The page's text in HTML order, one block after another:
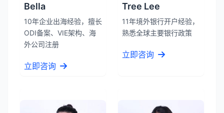
Bella
10年企业出海经验，擅长
ODI备案、VIE架构、海
外公司注册
立即咨询
Tree Lee
11年境外银行开户经验，
熟悉全球主要银行政策
立即咨询